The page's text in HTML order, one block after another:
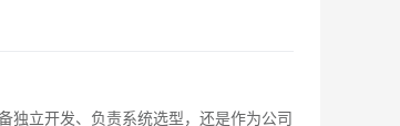
独立开发、负责系统选型，还是作为公司